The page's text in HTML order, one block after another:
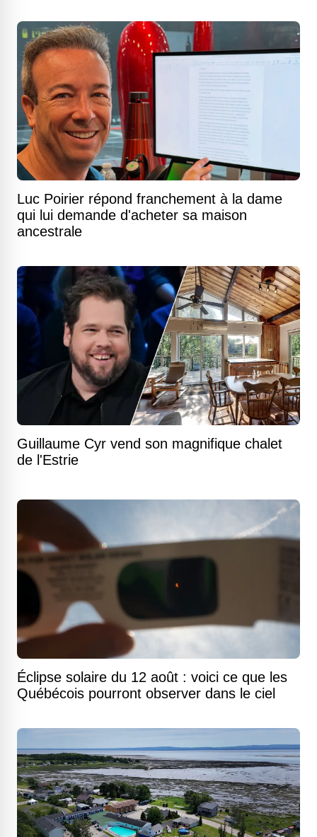
Luc Poirier répond franchement à la dame
qui lui demande d'acheter sa maison
ancestrale
Guillaume Cyr vend son magnifique chalet
de l'Estrie
Éclipse solaire du 12 août : voici ce que les
Québécois pourront observer dans le ciel